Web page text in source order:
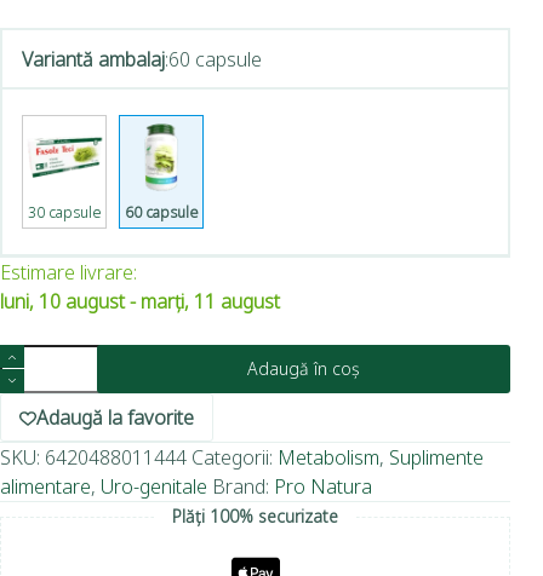
Variantă ambalaj:60 capsule
30 capsule 60 capsule
Estimare livrare:
luni, 10 august - marți, 11 august
Adaugă în coș
Adaugă la favorite
SKU: 6420488011444 Categorii: Metabolism, Suplimente
alimentare, Uro-genitale Brand: Pro Natura
Plăți 100% securizate